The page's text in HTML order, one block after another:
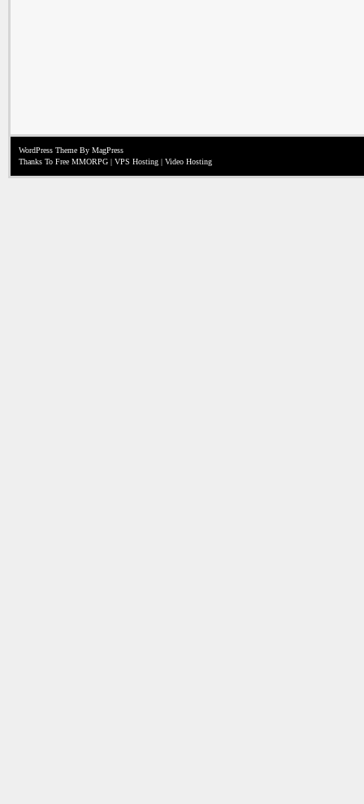
WordPress Theme By MagPress
Thanks To Free MMORPG | VPS Hosting | Video Hosting